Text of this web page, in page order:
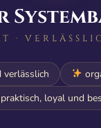
·
praktisch, loyal und